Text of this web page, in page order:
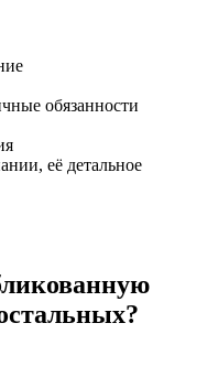
обязанности
её детальное